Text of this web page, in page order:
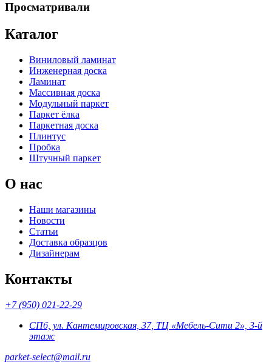
Просматривали
Каталог
Виниловый ламинат
Инженерная доска
Ламинат
Массивная доска
Модульный паркет
Паркет ёлка
Паркетная доска
Плинтус
Пробка
Штучный паркет
О нас
Наши магазины
Новости
Статьи
Доставка образцов
Дизайнерам
Контакты
+7 (950) 021-22-29
СПб, ул. Кантемировская, 37, ТЦ «Мебель-Сити 2», 3-й
этаж
parket-select@mail.ru